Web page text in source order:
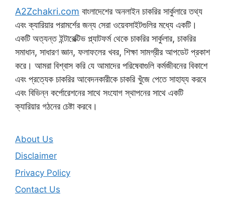
A2Zchakri.com বাংলাদেশের অনলাইন চাকরির সার্কুলারে তথ্য
এবং ক্যারিয়ার পরামর্শের জন্য সেরা ওয়েবসাইটগুলির মধ্যে একটি।
একটি অত্যন্ত ইন্টারেক্টিভ প্ল্যাটফর্ম থেকে চাকরির সার্কুলার, চাকরির
সমাধান, সাধারণ জ্ঞান, ফলাফলের খবর, শিক্ষা সামগ্রীর আপডেট প্রকাশ
করে। আমরা বিশ্বাস করি যে আমাদের পরিষেবাগুলি কর্মজীবনের বিকাশে
এবং প্রত্যেক চাকরির আবেদনকারীকে চাকরি খুঁজে পেতে সাহায্য করবে
এবং বিভিন্ন কর্পোরেশনের সাথে সংযোগ স্থাপনের সাথে একটি
ক্যারিয়ার গঠনের চেষ্টা করবে।
About Us
Disclaimer
Privacy Policy
Contact Us